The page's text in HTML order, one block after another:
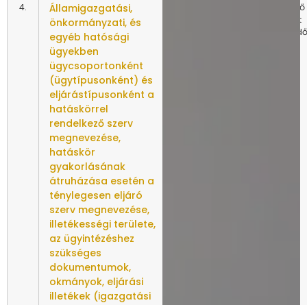
4.
Államigazgatási,
önkormányzati, és
egyéb hatósági
ügyekben
ügycsoportonként
(ügytípusonként) és
eljárástípusonként a
hatáskörrel
rendelkező szerv
megnevezése,
hatáskör
gyakorlásának
átruházása esetén a
ténylegesen eljáró
szerv megnevezése,
illetékességi területe,
az ügyintézéshez
szükséges
dokumentumok,
okmányok, eljárási
illetékek (igazgatási
Az előző
állapot
törlendő